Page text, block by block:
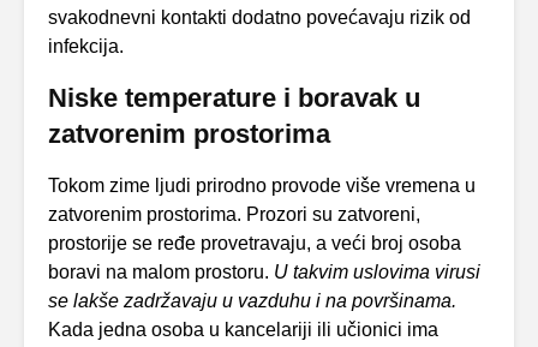
svakodnevni kontakti dodatno povećavaju rizik od
infekcija.
Niske temperature i boravak u
zatvorenim prostorima
Tokom zime ljudi prirodno provode više vremena u
zatvorenim prostorima. Prozori su zatvoreni,
prostorije se ređe provetravaju, a veći broj osoba
boravi na malom prostoru. U takvim uslovima virusi
se lakše zadržavaju u vazduhu i na površinama.
Kada jedna osoba u kancelariji ili učionici ima